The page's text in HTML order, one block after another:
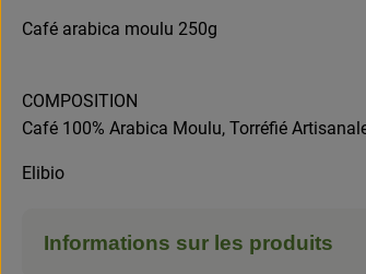
Café arabica moulu 250g
COMPOSITION
Café 100% Arabica Moulu, Torréfié
Elibio
Informations sur les produits